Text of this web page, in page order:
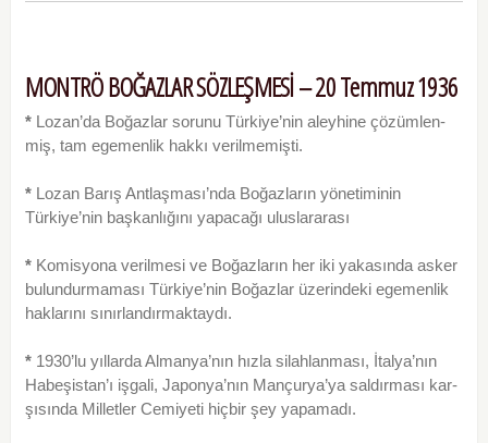
MONTRÖ BOĞAZLAR SÖZLEŞMESİ – 20 Temmuz 1936
* Lozan’da Boğazlar sorunu Türkiye’nin aleyhine çözümlen­
miş, tam egemenlik hakkı verilmemişti.
* Lozan Barış Antlaşması’nda Boğazların yönetiminin
Türkiye’nin başkanlığını yapacağı uluslararası
* Komisyona verilmesi ve Boğazların her iki yakasında asker
bulundurmaması Türkiye’nin Boğazlar üzerindeki egemenlik
haklarını sınırlandırmaktaydı.
* 1930’lu yıllarda Almanya’nın hızla silahlanması, İtalya’nın
Habeşistan’ı işgali, Japonya’nın Mançurya’ya saldırması kar­
şısında Milletler Cemiyeti hiçbir şey yapamadı.